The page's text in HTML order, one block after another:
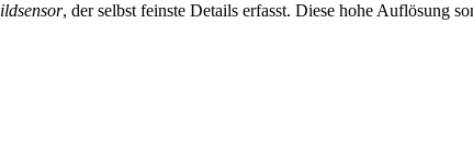
, der selbst feinste Details erfasst. Diese hohe Auflösung